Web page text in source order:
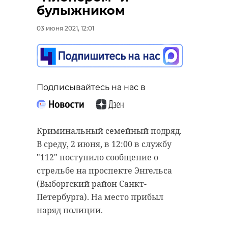
булыжником
03 июня 2021, 12:01
Подписывайтесь на нас в
Криминальный семейный подряд.
В среду, 2 июня, в 12:00 в службу
"112" поступило сообщение о
стрельбе на проспекте Энгельса
(Выборгский район Санкт-
Петербурга). На место прибыл
наряд полиции.
Поделиться статьей:
РЕКОМЕНДУЕМ
заключила
соглашения о
сотрудничестве с
03 июня 2021, 09:58
Ленобласть
продолжит
Курскую